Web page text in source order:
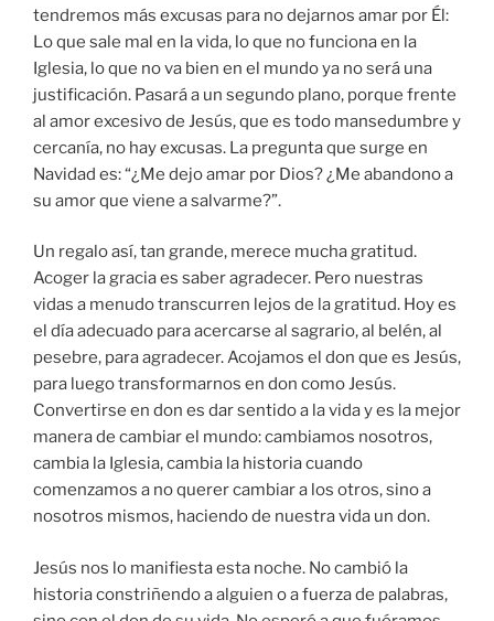
tendremos más excusas para no dejarnos amar por Él:
Lo que sale mal en la vida, lo que no funciona en la
Iglesia, lo que no va bien en el mundo ya no será una
justificación. Pasará a un segundo plano, porque frente
al amor excesivo de Jesús, que es todo mansedumbre y
cercanía, no hay excusas. La pregunta que surge en
Navidad es: “¿Me dejo amar por Dios? ¿Me abandono a
su amor que viene a salvarme?”.
Un regalo así, tan grande, merece mucha gratitud.
Acoger la gracia es saber agradecer. Pero nuestras
vidas a menudo transcurren lejos de la gratitud. Hoy es
el día adecuado para acercarse al sagrario, al belén, al
pesebre, para agradecer. Acojamos el don que es Jesús,
para luego transformarnos en don como Jesús.
Convertirse en don es dar sentido a la vida y es la mejor
manera de cambiar el mundo: cambiamos nosotros,
cambia la Iglesia, cambia la historia cuando
comenzamos a no querer cambiar a los otros, sino a
nosotros mismos, haciendo de nuestra vida un don.
Jesús nos lo manifiesta esta noche. No cambió la
historia constriñendo a alguien o a fuerza de palabras,